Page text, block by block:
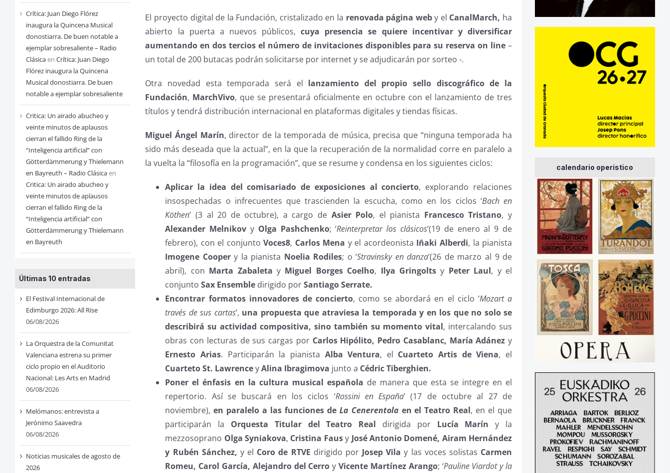
Crítica: Juan Diego Flórez
inaugura la Quincena Musical
donostiarra. De buen notable a
ejemplar sobresaliente – Radio
Clásicaen Crítica: Juan Diego
Flórez inaugura la Quincena
Musical donostiarra. De buen
notable a ejemplar sobresaliente
Critica: Un airado abucheo y
veinte minutos de aplausos
cierran el fallido Ring de la
“Inteligencia artificial” con
Götterdämmerung y Thielemann
en Bayreuth – Radio Clásicaen
Critica: Un airado abucheo y
veinte minutos de aplausos
cierran el fallido Ring de la
“Inteligencia artificial” con
Götterdämmerung y Thielemann
en Bayreuth
Últimas 10 entradas
El Festival Internacional de
Edimburgo 2026: All Rise
06/08/2026
La Orquestra de la Comunitat
Valenciana estrena su primer
ciclo propio en el Auditorio
Nacional: Les Arts en Madrid
06/08/2026
Melómanos: entrevista a
Jerónimo Saavedra
06/08/2026
Noticias musicales de agosto de
2026
El proyecto digital de la Fundación, cristalizado en la renovada página weby el CanalMarch, ha
abierto la puerta a nuevos públicos,cuya presencia se quiere incentivar y diversificar
aumentando en dos tercios el número de invitaciones disponibles para su reserva on line –
un total de 200 butacas podrán solicitarse por internet y se adjudicarán por sorteo -.
Otra novedad esta temporada será el lanzamiento del propio sello discográfico de la
Fundación, MarchVivo, que se presentará oficialmente en octubre con el lanzamiento de tres
títulos y tendrá distribución internacional en plataformas digitales y tiendas físicas.
Miguel Ángel Marín, director de la temporada de música, precisa que “ninguna temporada ha
sido más deseada que la actual”, en la que la recuperación de la normalidad corre en paralelo a
la vuelta la “filosofía en la programación”, que se resume y condensa en los siguientes ciclos:
Aplicar la idea del comisariado de exposiciones al concierto, explorando relaciones
insospechadas o infrecuentes que trascienden la escucha, como en los ciclos ‘Bach en
Köthen’ (3 al 20 de octubre), a cargo de Asier Polo, el pianista Francesco Tristano, y
Alexander Melnikov y Olga Pashchenko; ‘Reinterpretar los clásicos’(19 de enero al 9 de
febrero), con el conjuntoVoces8, Carlos Mena y el acordeonista Iñaki Alberdi, la pianista
Imogene Coopery la pianista Noelia Rodiles; o ‘Stravinsky en danza’(26 de marzo al 9 de
abril), con Marta Zabaleta y Miguel Borges Coelho, Ilya Gringolts y Peter Laul, y el
conjuntoSax Ensemble dirigido porSantiago Serrate.
Encontrar formatos innovadores de concierto, como se abordará en el ciclo ‘Mozart a
través de sus cartas’, una propuesta que atraviesa la temporada y en los que no solo se
describirá su actividad compositiva, sino también su momento vital, intercalando sus
obras con lecturas de sus cargas por Carlos Hipólito, Pedro Casablanc, María Adánez y
Ernesto Arias. Participarán la pianista Alba Ventura, el Cuarteto Artis de Viena, el
Cuarteto St. LawrenceyAlina Ibragimova junto a Cédric Tiberghien.
Poner el énfasis en la cultura musical española de manera que esta se integre en el
repertorio. Así se buscará en los ciclos ‘Rossini en España’ (17 de octubre al 27 de
noviembre),en paralelo a las funciones de La Cenerentolaen el Teatro Real, en el que
participarán la Orquesta Titular del Teatro Real dirigida por Lucía Marín y la
mezzosoprano Olga Syniakova, Cristina Fausy José Antonio Domené, Airam Hernández
y Rubén Sánchez, y el Coro de RTVE dirigido por Josep Vila y las voces solistas Carmen
Romeu, Carol García, Alejandro del Cerroy Vicente Martínez Arango; ‘Pauline Viardot y la
calendario operístico